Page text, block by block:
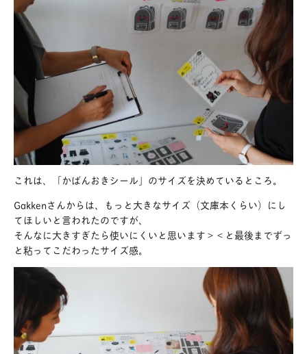
これは、「かばんおきシール」のサイズを決めているところ。
Gakkenさんからは、もっと大きなサイズ（文庫本くらい）にし
てほしいと言われたのですが、
そんなに大きすぎたら使いにくいと思います＞＜と最後までずっ
と粘ってこだわったサイズ感。